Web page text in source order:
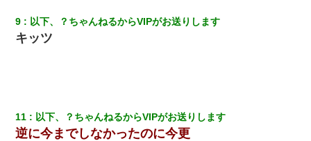
夫に癌の余命宣告。その闘病中に長女から信じられない言葉を受
けた
結婚生活10ヶ月目で嫁から一方的に「もう冷めた」と離婚切り出
された
9 以下、？ちゃんねるからVIPがお送りします
キッツ
11 以下、？ちゃんねるからVIPがお送りします
逆に今までしなかったのに今更